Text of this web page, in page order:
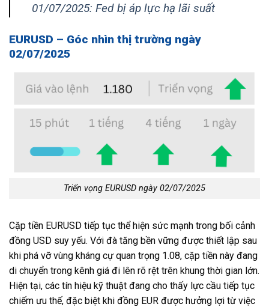
01/07/2025: Fed bị áp lực hạ lãi suất
EURUSD – Góc nhìn thị trường ngày
02/07/2025
Triển vọng EURUSD ngày 02/07/2025
Cặp tiền EURUSD tiếp tục thể hiện sức mạnh trong bối cảnh
đồng USD suy yếu. Với đà tăng bền vững được thiết lập sau
khi phá vỡ vùng kháng cự quan trọng 1.08, cặp tiền này đang
di chuyển trong kênh giá đi lên rõ rệt trên khung thời gian lớn.
Hiện tại, các tín hiệu kỹ thuật đang cho thấy lực cầu tiếp tục
chiếm ưu thế, đặc biệt khi đồng EUR được hưởng lợi từ việc